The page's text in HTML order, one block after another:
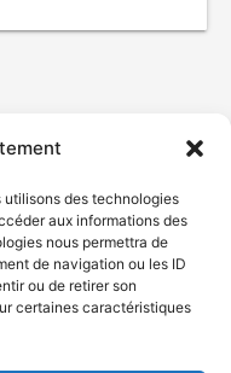
utilisons des technologies
aux informations des
nous permettra de
de navigation ou les ID
ou de retirer son
certaines caractéristiques